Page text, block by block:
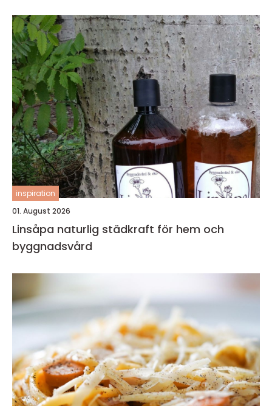
inspiration
01. August 2026
Linsåpa naturlig städkraft för hem och
byggnadsvård